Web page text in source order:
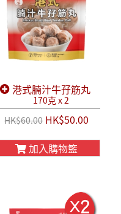
港式腩汁牛孖筋丸
170克 x 2
HK$60.00HK$50.00
加入購物籃